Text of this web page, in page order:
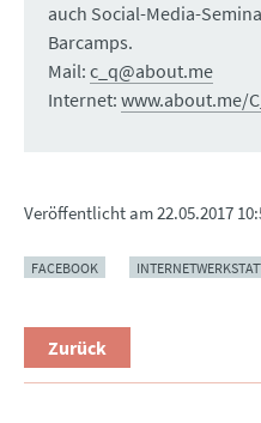
auch Social-Media-
Barcamps.
Mail: c_q@about.me
Internet: www.about.me/
Veröffentlicht am22.05.2017
FACEBOOK
Zurück